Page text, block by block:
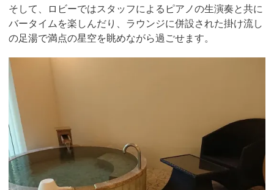
そして、ロビーではスタッフによるピアノの生演奏と共に
バータイムを楽しんだり、ラウンジに併設された掛け流し
の足湯で満点の星空を眺めながら過ごせます。